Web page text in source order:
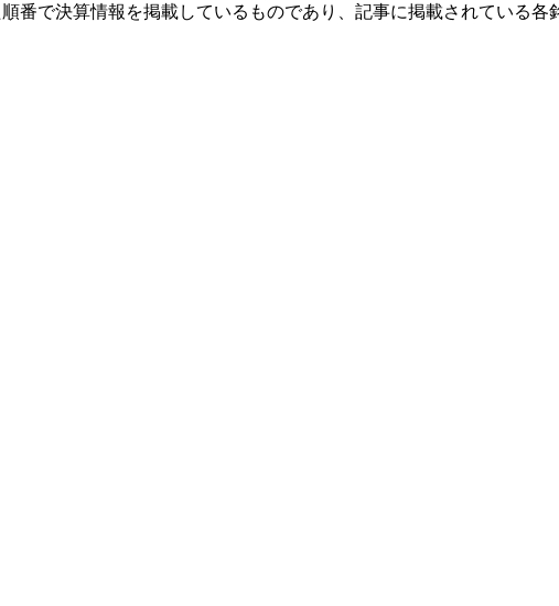
番で決算情報を掲載しているものであり、記事に掲載されている